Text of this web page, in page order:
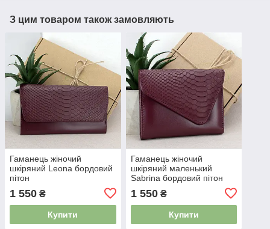
З цим товаром також замовляють
Гаманець жіночий
шкіряний Leona бордовий
пітон
1 550 ₴
Купити
Гаманець жіночий
шкіряний маленький
Sabrina бордовий пітон
1 550₴
Купити